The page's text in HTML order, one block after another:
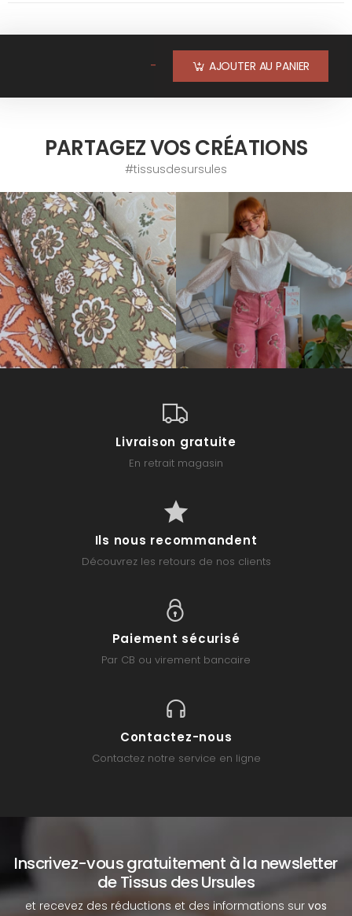
- AJOUTER AU PANIER
PARTAGEZ VOS CRÉATIONS
#tissusdesursules
Livraison gratuite
En retrait magasin
Ils nous recommandent
Découvrez les retours de nos clients
Paiement sécurisé
Par CB ou virement bancaire
Contactez-nous
Contactez notre service en ligne
Inscrivez-vous gratuitement à la newsletter
de Tissus des Ursules
et recevez des réductions et des informations sur vos